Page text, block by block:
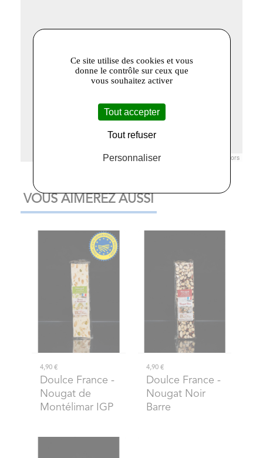
© Openstreetmap France | ©OpenStreetMap contributors
VOUS AIMEREZ AUSSI
4,90 €
Doulce France -
Nougat de
Montélimar IGP
4,90 €
Doulce France -
Nougat Noir
Barre
Ce site utilise des cookies et vous
donne le contrôle sur ceux que
vous souhaitez activer
Tout accepter
Tout refuser
Personnaliser